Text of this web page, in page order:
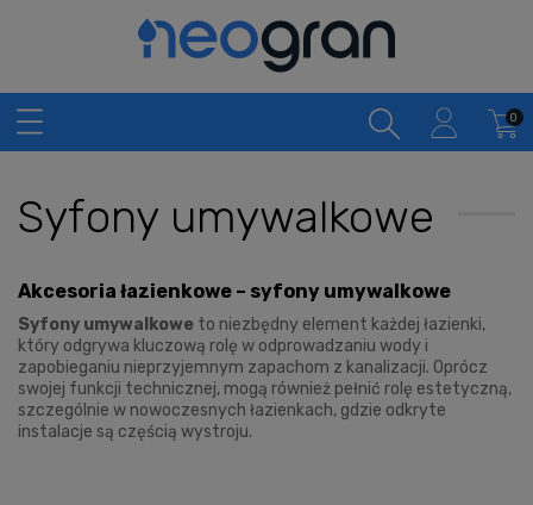
Syfony umywalkowe
Akcesoria łazienkowe – syfony umywalkowe
Syfony umywalkowe to niezbędny element każdej łazienki,
który odgrywa kluczową rolę w odprowadzaniu wody i
zapobieganiu nieprzyjemnym zapachom z kanalizacji. Oprócz
swojej funkcji technicznej, mogą również pełnić rolę estetyczną,
szczególnie w nowoczesnych łazienkach, gdzie odkryte
instalacje są częścią wystroju.